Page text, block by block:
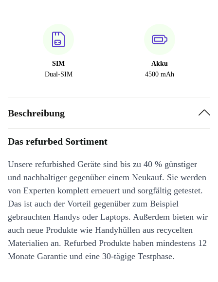
SIM
Dual-SIM
Akku
4500 mAh
Beschreibung
Das refurbed Sortiment
Unsere refurbished Geräte sind bis zu 40 % günstiger
und nachhaltiger gegenüber einem Neukauf. Sie werden
von Experten komplett erneuert und sorgfältig getestet.
Das ist auch der Vorteil gegenüber zum Beispiel
gebrauchten Handys oder Laptops. Außerdem bieten wir
auch neue Produkte wie Handyhüllen aus recycelten
Materialien an. Refurbed Produkte haben mindestens 12
Monate Garantie und eine 30-tägige Testphase.